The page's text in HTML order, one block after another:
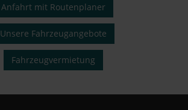
Anfahrt mit Routenplaner
Unsere Fahrzeugangebote
Fahrzeugvermietung